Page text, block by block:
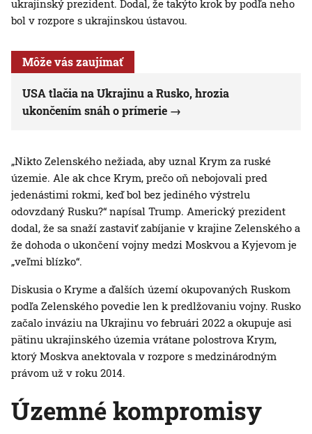
ukrajinský prezident. Dodal, že takýto krok by podľa neho
bol v rozpore s ukrajinskou ústavou.
Môže vás zaujímať
USA tlačia na Ukrajinu a Rusko, hrozia
ukončením snáh o prímerie
„Nikto Zelenského nežiada, aby uznal Krym za ruské
územie. Ale ak chce Krym, prečo oň nebojovali pred
jedenástimi rokmi, keď bol bez jediného výstrelu
odovzdaný Rusku?“ napísal Trump. Americký prezident
dodal, že sa snaží zastaviť zabíjanie v krajine Zelenského a
že dohoda o ukončení vojny medzi Moskvou a Kyjevom je
„veľmi blízko“.
Diskusia o Kryme a ďalších území okupovaných Ruskom
podľa Zelenského povedie len k predlžovaniu vojny. Rusko
začalo inváziu na Ukrajinu vo februári 2022 a okupuje asi
pätinu ukrajinského územia vrátane polostrova Krym,
ktorý Moskva anektovala v rozpore s medzinárodným
právom už v roku 2014.
Územné kompromisy